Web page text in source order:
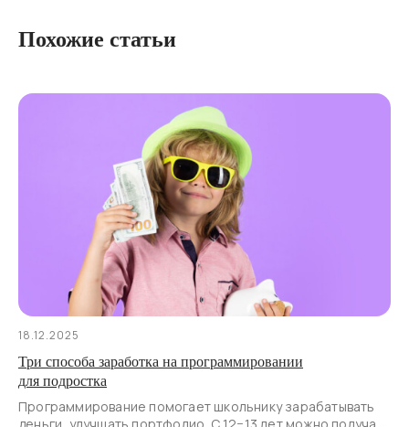
18.12.2025
Три способа заработка на программировании
для подростка